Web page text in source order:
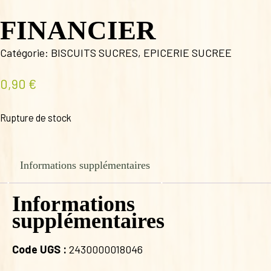
FINANCIER
Catégorie: BISCUITS SUCRES, EPICERIE SUCREE
0,90 €
Rupture de stock
Informations supplémentaires
Informations
supplémentaires
Code UGS : 2430000018046